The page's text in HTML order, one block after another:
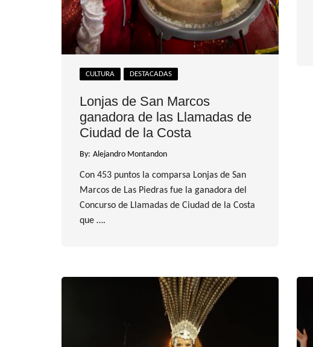
CULTURA DESTACADAS
Lonjas de San Marcos
ganadora de las Llamadas de
Ciudad de la Costa
By: Alejandro Montandon
Con 453 puntos la comparsa Lonjas de San
Marcos de Las Piedras fue la ganadora del
Concurso de Llamadas de Ciudad de la Costa
que ….